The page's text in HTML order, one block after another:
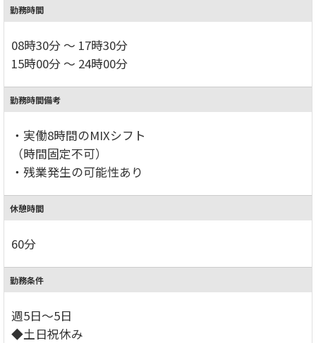
勤務時間
08時30分 ～ 17時30分
15時00分 ～ 24時00分
勤務時間備考
・実働8時間のMIXシフト
（時間固定不可）
・残業発生の可能性あり
休憩時間
60分
勤務条件
週5日～5日
◆土日祝休み